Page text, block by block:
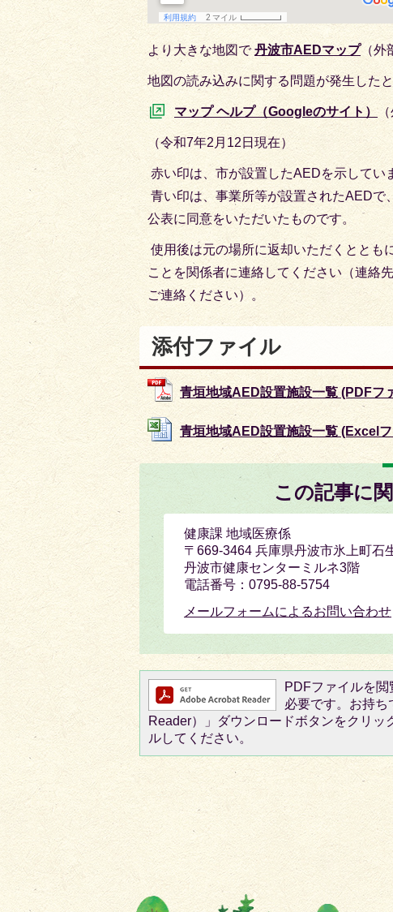
より大きな地図で丹波市AEDマップ（外
地図の読み込みに関する問題が発生した
マップ ヘルプ（Googleのサイト）（
（令和7年2月12日現在）
赤い印は、市が設置したAEDを示してい
青い印は、事業所等が設置されたAED
公表に同意をいただいたものです。
使用後は元の場所に返却いただくととも
ことを関係者に連絡してください（連絡
ご連絡ください）。
添付ファイル
青垣地域AED設置施設一覧 (PDFフ
青垣地域AED設置施設一覧 (Excel
この記事に
健康課 地域医療係
〒669-3464 兵庫県丹波市氷上町石
丹波市健康センターミルネ3階
電話番号：0795-88-5754
メールフォームによるお問い合わせ
PDFファイルを
必要です。お持
Reader）」ダウンロードボタンをクリ
ルしてください。